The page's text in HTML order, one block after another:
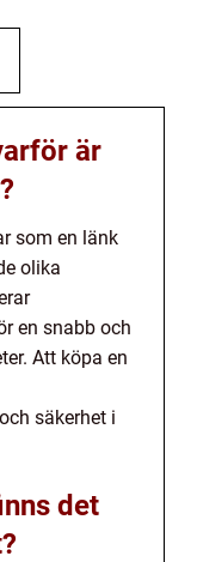
är
som en länk
olika
en snabb och
Att köpa en
säkerhet i
det